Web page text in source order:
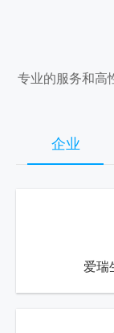
专业的服务和高
企业
爱瑞